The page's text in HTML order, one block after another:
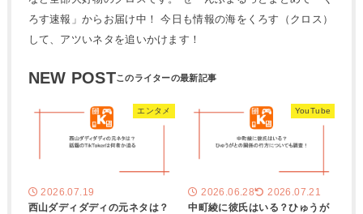
ろす速報」からお届け中！ 今日も情報の海をくろす（クロス）
して、アツいネタを追いかけます！
NEW POST
エンタメ
2026.07.19
西山ダディダディの元ネタは？
YouTube
2026.06.28 2026.07.21
中町綾に彼氏はいる？ひゅうが